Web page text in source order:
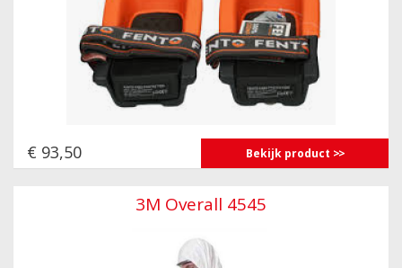
€ 93,50 Bekijk product
3M Overall 4545